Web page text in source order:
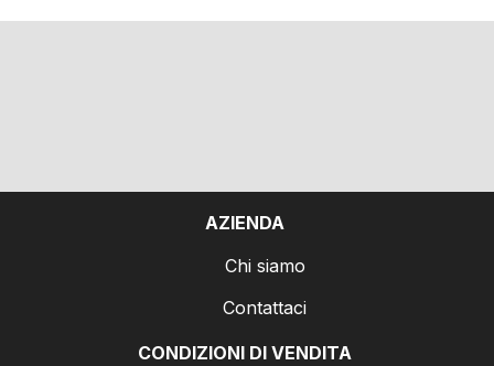
AZIENDA
Chi siamo
Contattaci
CONDIZIONI DI VENDITA